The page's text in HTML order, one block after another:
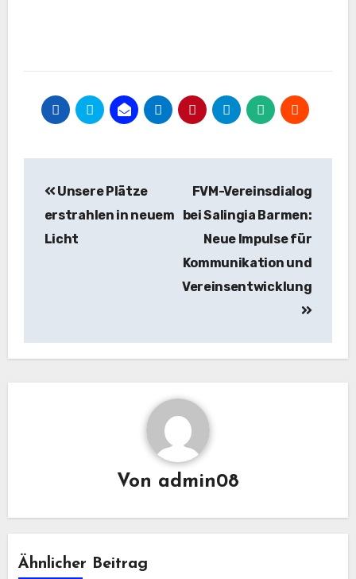
Unsere Plätze
erstrahlen in neuem
Licht
FVM-Vereinsdialog
bei Salingia Barmen:
Neue Impulse für
Kommunikation und
Vereinsentwicklung
Von admin08
Ähnlicher Beitrag